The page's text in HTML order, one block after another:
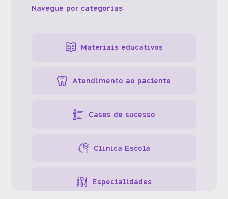
Navegue por categorias
Materiais educativos
Atendimento ao paciente
Cases de sucesso
Clínica Escola
Especialidades